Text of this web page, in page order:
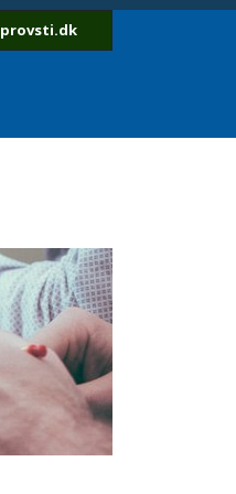
provsti.dk